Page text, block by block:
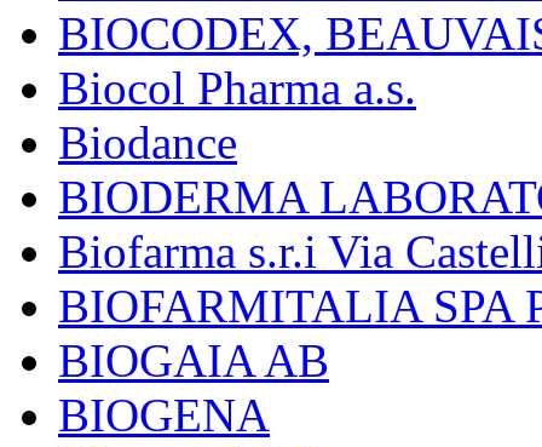
BIOCODEX,
Biocol Pharma a.s.
Biodance
BIODERMA
Biofarma s.r.i Via
BIOFARMITALIA SPA
BIOGAIA AB
BIOGENA